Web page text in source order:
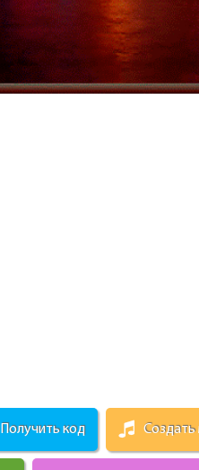
Получить код Создать